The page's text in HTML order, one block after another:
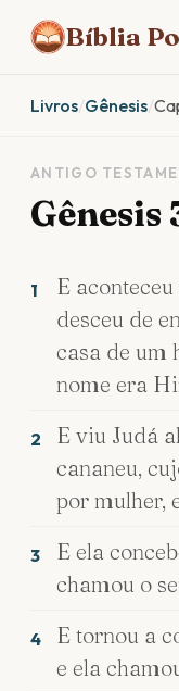
Bíblia
Livros/Gênesis/
ANTIGO
Gênesis
1
E
desceu de
casa de um
nome era
2
E viu Judá
cananeu,
por mulher,
3
E ela
chamou o
4
E tornou a
e ela